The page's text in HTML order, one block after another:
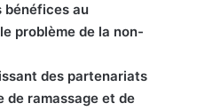
bénéfices au
problème de la non-
des partenariats
de ramassage et de